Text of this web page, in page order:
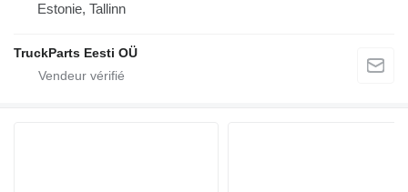
Estonie, Tallinn
TruckParts Eesti OÜ